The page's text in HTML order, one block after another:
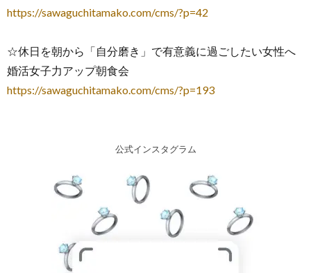
https://sawaguchitamako.com/cms/?p=42
☆休日を朝から「自分磨き」で有意義に過ごしたい女性へ
婚活女子力アップ朝食会
https://sawaguchitamako.com/cms/?p=193
公式インスタグラム